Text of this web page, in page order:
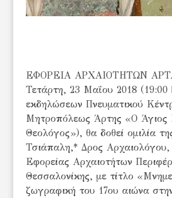
ΕΦΟΡΕΙΑ ΑΡΧΑΙΟΤΗΤΩΝ
Τετάρτη, 23 Μαΐου 2018 (19:00
εκδηλώσεων Πνευματικού
Μητροπόλεως Άρτης «Ο Άγιος
Θεολόγος»), θα δοθεί ομιλία
Τσιάπαλη,* Δρος Αρχαιολόγου,
Εφορείας Αρχαιοτήτων
Θεσσαλονίκης, με τίτλο
ζωγραφική του 17ου αιώνα